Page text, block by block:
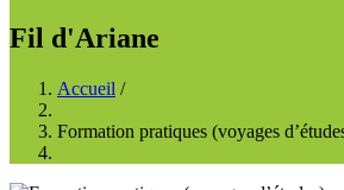
Fil d'Ariane
Accueil /
Formation pratiques (voyages